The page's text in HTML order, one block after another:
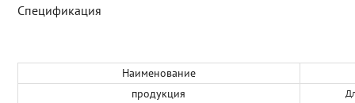
Спецификация
Наименование
продукция